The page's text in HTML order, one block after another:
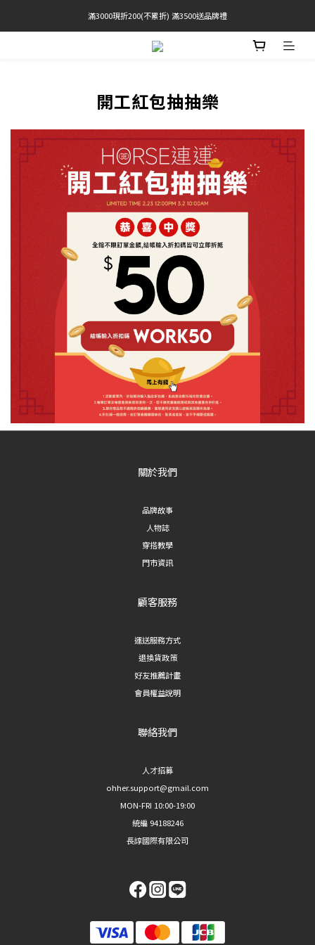
官網限定! 滿千免運(僅限台灣本島)
滿3000現折200(不累折) 滿3500送品牌禮
BRATOP專區買三送一 | 指定專區買一送一
開工紅包抽抽樂
關於我們
品牌故事
人物誌
穿搭教學
門市資訊
顧客服務
運送服務方式
退換貨政策
好友推薦計畫
會員權益說明
聯絡我們
人才招募
ohher.support@gmail.com
MON-FRI 10:00-19:00
統編 94188246
長諄國際有限公司